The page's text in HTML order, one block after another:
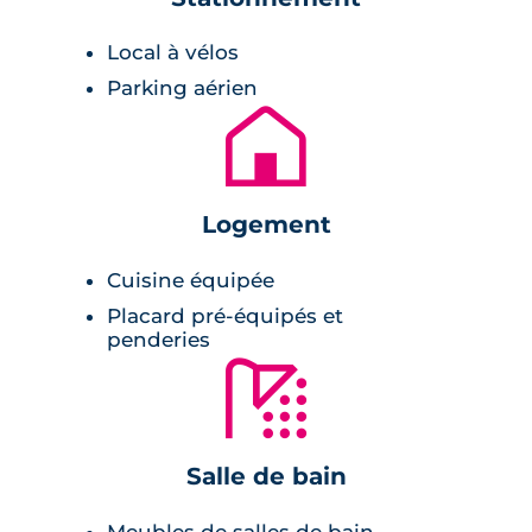
C’est au cœur d’un environnement serein et
préservé que la résidence propose à ses futurs
occupants 14 logements allant du T1 bis au T3.
Les appartements ont été pensés pour
apporter confort de vie et optimisation de
l’ensoleillement. Dans un quartier résidentiel
Villeneuve-Tolosane est idéal pour un premier
achat, un investissement locatif ou pour loger
sa famille. Fonctionnels et spacieux, ces
appartements s’ouvrent sur l’extérieur via un
large balcon à l’étage ou un jardin privatif en
Local à vélos
Parking aérien
🏚
Logement
Cuisine équipée
Placard pré-équipés et
penderies
🚿
Salle de bain